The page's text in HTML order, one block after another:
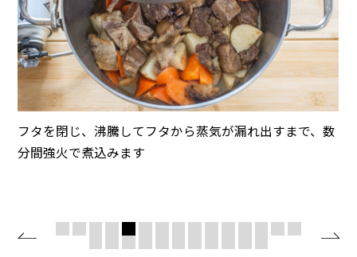
フタを閉じ、沸騰してフタから蒸気が漏れ出すまで、数
分間強火で煮込みます